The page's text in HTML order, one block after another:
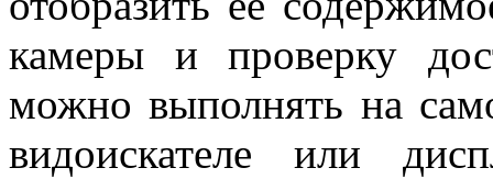
камеры и проверку
можно выполнять на
видоискателе или